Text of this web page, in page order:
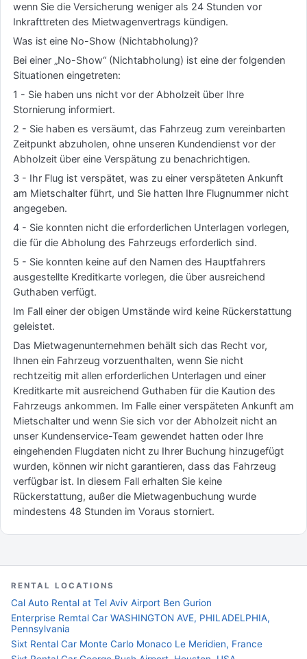
wenn Sie die Versicherung weniger als 24 Stunden vor
Inkrafttreten des Mietwagenvertrags kündigen.
Was ist eine No-Show (Nichtabholung)?
Bei einer „No-Show“ (Nichtabholung) ist eine der folgenden
Situationen eingetreten:
1 - Sie haben uns nicht vor der Abholzeit über Ihre
Stornierung informiert.
2 - Sie haben es versäumt, das Fahrzeug zum vereinbarten
Zeitpunkt abzuholen, ohne unseren Kundendienst vor der
Abholzeit über eine Verspätung zu benachrichtigen.
3 - Ihr Flug ist verspätet, was zu einer verspäteten Ankunft
am Mietschalter führt, und Sie hatten Ihre Flugnummer nicht
angegeben.
4 - Sie konnten nicht die erforderlichen Unterlagen vorlegen,
die für die Abholung des Fahrzeugs erforderlich sind.
5 - Sie konnten keine auf den Namen des Hauptfahrers
ausgestellte Kreditkarte vorlegen, die über ausreichend
Guthaben verfügt.
Im Fall einer der obigen Umstände wird keine Rückerstattung
geleistet.
Das Mietwagenunternehmen behält sich das Recht vor,
Ihnen ein Fahrzeug vorzuenthalten, wenn Sie nicht
rechtzeitig mit allen erforderlichen Unterlagen und einer
Kreditkarte mit ausreichend Guthaben für die Kaution des
Fahrzeugs ankommen. Im Falle einer verspäteten Ankunft am
Mietschalter und wenn Sie sich vor der Abholzeit nicht an
unser Kundenservice-Team gewendet hatten oder Ihre
eingehenden Flugdaten nicht zu Ihrer Buchung hinzugefügt
wurden, können wir nicht garantieren, dass das Fahrzeug
verfügbar ist. In diesem Fall erhalten Sie keine
Rückerstattung, außer die Mietwagenbuchung wurde
mindestens 48 Stunden im Voraus storniert.
RENTAL LOCATIONS
Cal Auto Rental at Tel Aviv Airport Ben Gurion
Enterprise Remtal Car WASHINGTON AVE, PHILADELPHIA,
Pennsylvania
Sixt Rental Car Monte Carlo Monaco Le Meridien, France